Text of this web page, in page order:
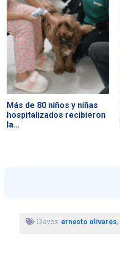
Más de 80 niños y niñas
hospitalizados recibieron
la…
Claves: ernesto olivares,